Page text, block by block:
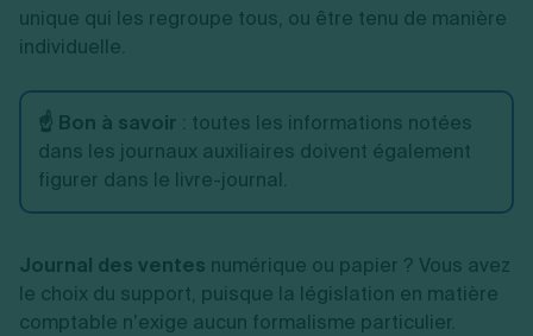
unique qui les regroupe tous, ou être tenu de manière
individuelle.
☝️ Bon à savoir : toutes les informations notées
dans les journaux auxiliaires doivent également
figurer dans le livre-journal.
Journal des ventes numérique ou papier ? Vous avez
le choix du support, puisque la législation en matière
comptable n’exige aucun formalisme particulier.